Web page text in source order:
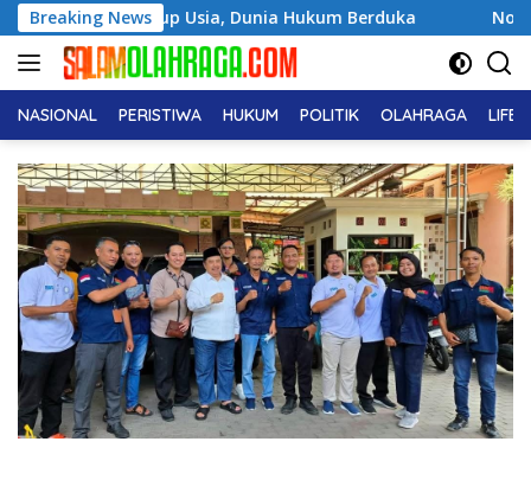
Langsung
ke
konten
Breaking News
Tutup Usia, Dunia Hukum Berduka Noor Biyanto
NASIONAL PERISTIWA HUKUM POLITIK OLAHRAGA